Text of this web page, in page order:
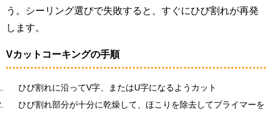
う。シーリング選びで失敗すると、すぐにひび割れが再発
します。
Vカットコーキングの手順
ひび割れに沿ってV字、またはU字になるようカット
ひび割れ部分が十分に乾燥して、ほこりを除去してプライマーを